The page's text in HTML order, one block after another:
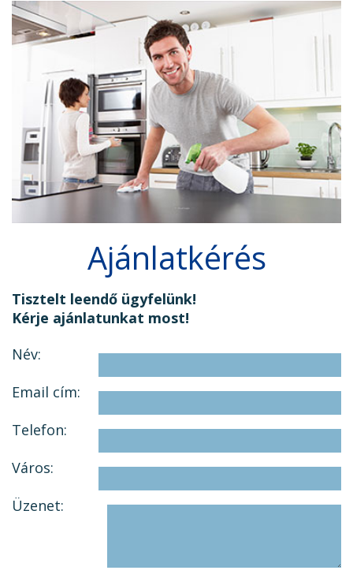
Ajánlatkérés
Tisztelt leendő ügyfelünk!
Kérje ajánlatunkat most!
Név:
Email cím:
Telefon:
Város:
Üzenet: